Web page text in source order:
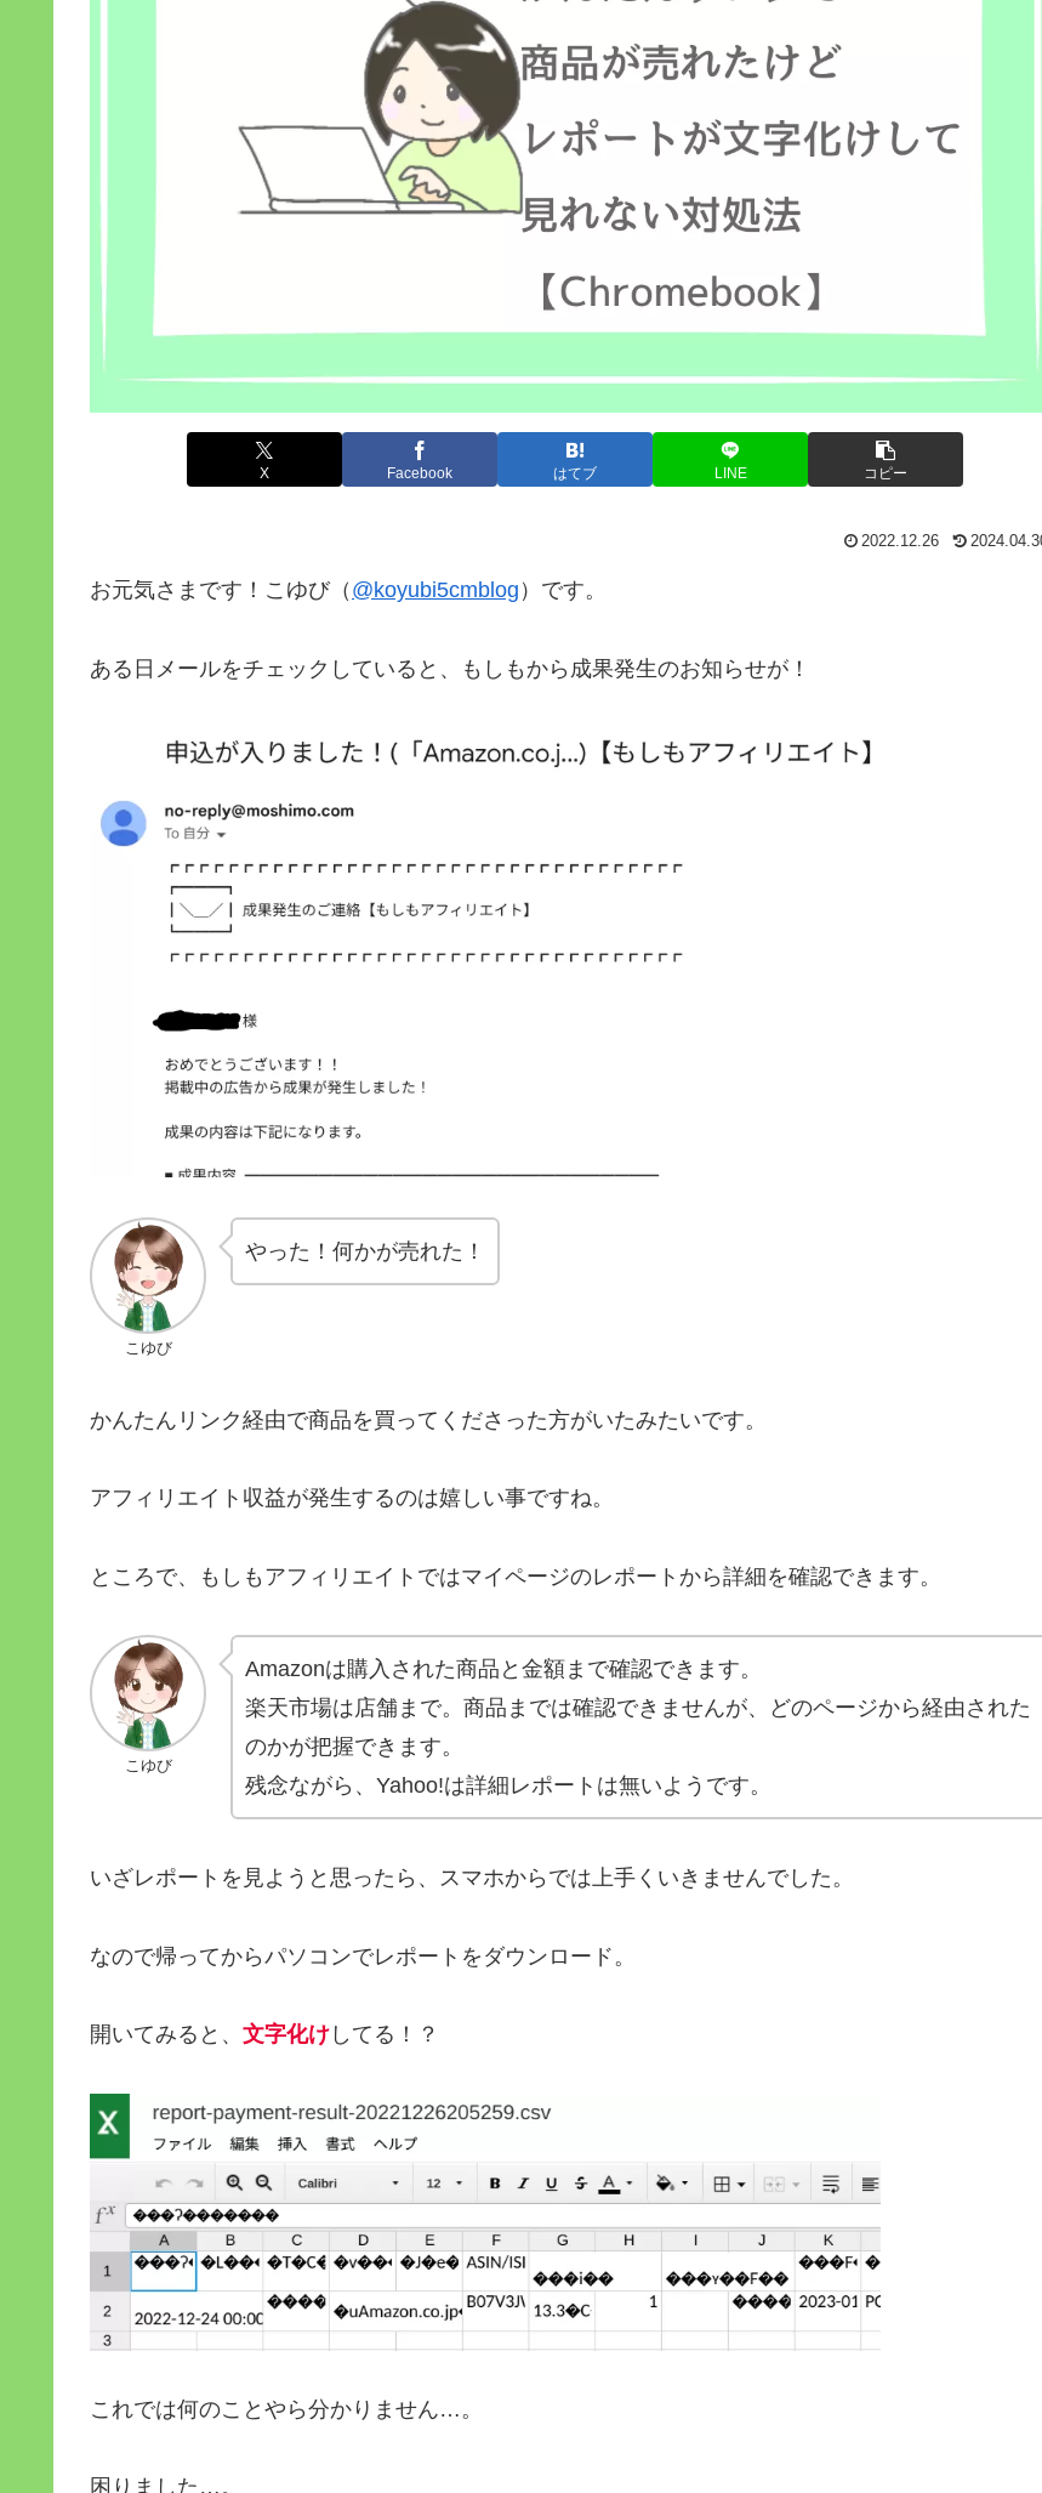
X Facebook はてブ LINE コピー
2022.12.26
お元気さまです！こゆび（ @koyubi5cmblog ）です。
ある日メールをチェックしていると、もしもから成果発生のお知らせが！
こゆび
やった！何かが売れた！
かんたんリンク経由で商品を買ってくださった方がいたみたいです。
アフィリエイト収益が発生するのは嬉しい事ですね。
ところで、もしもアフィリエイトではマイページのレポートから詳細を確認できます。
こゆび
Amazonは購入された商品と金額まで確認できます。
楽天市場は店舗まで。商品までは確認できませんが、どのページから経由された
のかが把握できます。
残念ながら、Yahoo!は詳細レポートは無いようです。
いざレポートを見ようと思ったら、スマホからでは上手くいきませんでした。
なので帰ってからパソコンでレポートをダウンロード。
開いてみると、 文字化け してる！？
これでは何のことやら分かりません…。
困りました…。